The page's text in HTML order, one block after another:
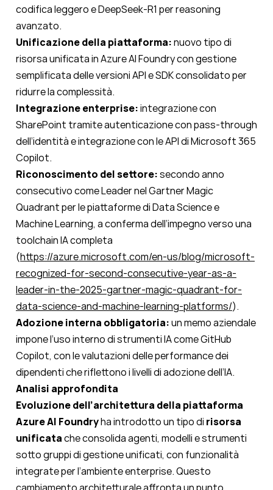
codifica leggero e DeepSeek-R1 per reasoning
avanzato.
Unificazione della piattaforma:nuovo tipo di
risorsa unificata in Azure AI Foundry con gestione
semplificata delle versioni API e SDK consolidato per
ridurre la complessità.
Integrazione enterprise:integrazione con
SharePoint tramite autenticazione con pass-through
dell’identità e integrazione con le API di Microsoft 365
Copilot.
Riconoscimento del settore:secondo anno
consecutivo come Leader nel Gartner Magic
Quadrant per le piattaforme di Data Science e
Machine Learning, a conferma dell’impegno verso una
toolchain IA completa
(https://azure.microsoft.com/en-us/blog/microsoft-
recognized-for-second-consecutive-year-as-a-
leader-in-the-2025-gartner-magic-quadrant-for-
data-science-and-machine-learning-platforms/).
Adozione interna obbligatoria:un memo aziendale
impone l’uso interno di strumenti IA come GitHub
Copilot, con le valutazioni delle performance dei
dipendenti che riflettono i livelli di adozione dell’IA.
Analisi approfondita
Evoluzione dell’architettura della piattaforma
Azure AI Foundryha introdotto un tipo di risorsa
unificatache consolida agenti, modelli e strumenti
sotto gruppi di gestione unificati, con funzionalità
integrate per l’ambiente enterprise. Questo